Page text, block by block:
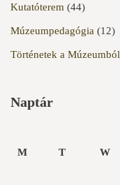
Kutatóterem (44)
Múzeumpedagógia (12)
Történetek a Múzeumból
Naptár
M T W